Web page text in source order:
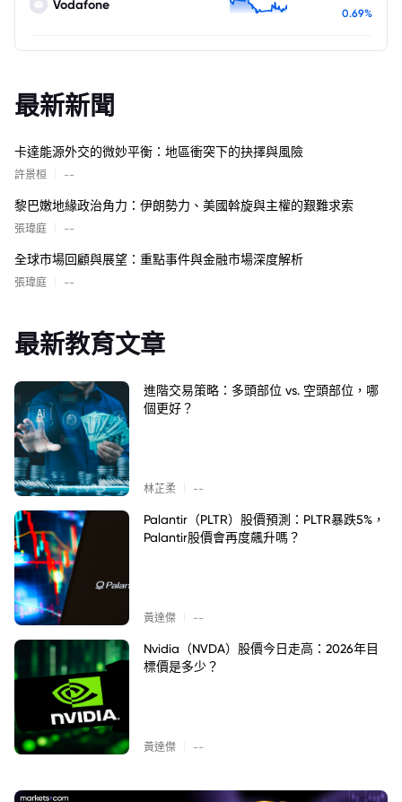
Vodafone
0.69%
最新新聞
卡達能源外交的微妙平衡：地區衝突下的抉擇與風險
許景桓 --
黎巴嫩地緣政治角力：伊朗勢力、美國斡旋與主權的艱難求索
張瑋庭 --
全球市場回顧與展望：重點事件與金融市場深度解析
張瑋庭 --
最新教育文章
進階交易策略：多頭部位 vs. 空頭部位，哪
個更好？
林芷柔 --
Palantir（PLTR）股價預測：PLTR暴跌5%，
Palantir股價會再度飆升嗎？
黃達傑 --
Nvidia（NVDA）股價今日走高：2026年目
標價是多少？
黃達傑 --